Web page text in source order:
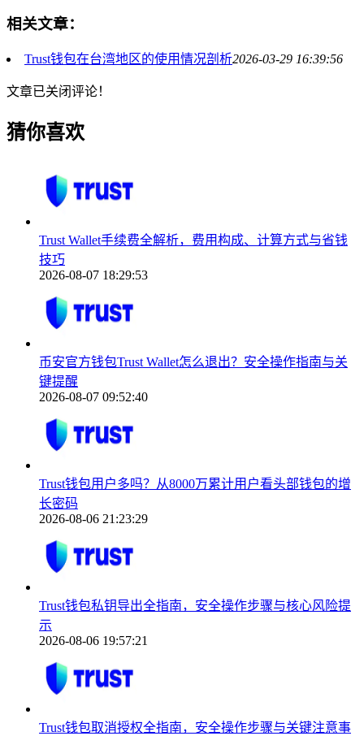
相关文章：
Trust钱包在台湾地区的使用情况剖析2026-03-29 16:39:56
文章已关闭评论！
猜你喜欢
Trust Wallet手续费全解析，费用构成、计算方式与省钱
技巧
2026-08-07 18:29:53
币安官方钱包Trust Wallet怎么退出？安全操作指南与关
键提醒
2026-08-07 09:52:40
Trust钱包用户多吗？从8000万累计用户看头部钱包的增
长密码
2026-08-06 21:23:29
Trust钱包私钥导出全指南，安全操作步骤与核心风险提
示
2026-08-06 19:57:21
Trust钱包取消授权全指南，安全操作步骤与关键注意事